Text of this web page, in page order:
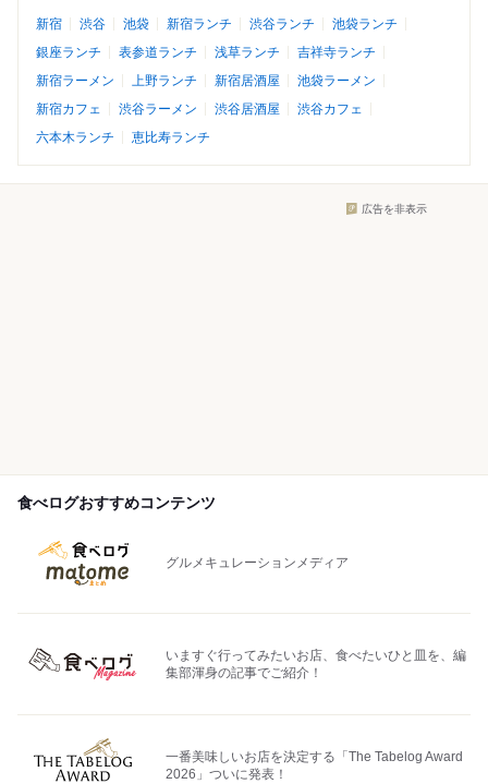
新宿 渋谷 池袋 新宿ランチ 渋谷ランチ
池袋ランチ
銀座ランチ
表参道ランチ 浅草ランチ
吉祥寺ランチ
新宿ラーメン
上野ランチ 新宿居酒屋
池袋ラーメン
新宿カフェ
渋谷ラーメン 渋谷居酒屋
渋谷カフェ
六本木ランチ
恵比寿ランチ
広告を非表示
食べログおすすめコンテンツ
グルメキュレーションメディア
いますぐ行ってみたいお店、食べたいひと皿を、編
集部渾身の記事でご紹介！
一番美味しいお店を決定する「The Tabelog Award
2026」ついに発表！